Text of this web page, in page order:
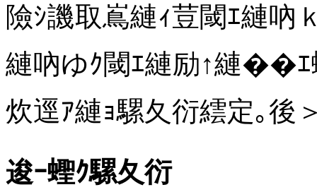
險ｼ譏取嶌縺ｨ荳閾ｴ縺
縺吶ゆｸ閾ｴ縺励↑縺��
炊逕ｱ縺ｮ騾夂衍繧定｡後
逡ｰ蟶ｸ騾夂衍